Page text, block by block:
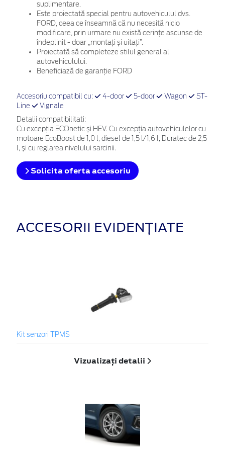
suplimentare.
Este proiectată special pentru autovehiculul dvs.
FORD, ceea ce înseamnă că nu necesită nicio
modificare, prin urmare nu există cerințe ascunse de
îndeplinit - doar „montați și uitați”.
Proiectată să completeze stilul general al
autovehiculului.
Beneficiază de garanție FORD
Accesoriu compatibil cu: 4-door 5-door Wagon
ST-
Line
Vignale
Detalii compatibilitati:
Cu excepția ECOnetic și HEV. Cu excepția autovehiculelor cu
motoare EcoBoost de 1,0 l, diesel de 1,5 l/1,6 l, Duratec de 2,5
l, și cu reglarea nivelului sarcinii.
Solicita oferta accesoriu
ACCESORII EVIDENȚIATE
Kit senzori TPMS
Vizualizați detalii